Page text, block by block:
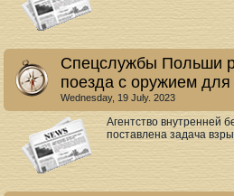
Спецслужбы Польши
поезда с оружием
Wednesday, 19 July. 2023
Агентство внутренней
поставлена задача